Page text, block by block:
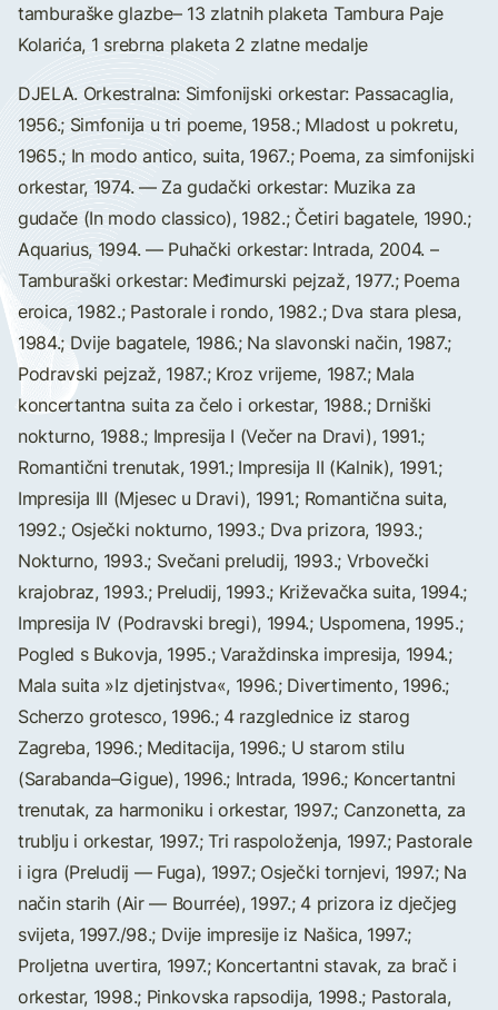
tamburaške glazbe– 13 zlatnih plaketa Tambura Paje
Kolarića, 1 srebrna plaketa 2 zlatne medalje
DJELA. Orkestralna: Simfonijski orkestar: Passacaglia,
1956.; Simfonija u tri poeme, 1958.; Mladost u pokretu,
1965.; In modo antico, suita, 1967.; Poema, za simfonijski
orkestar, 1974. — Za gudački orkestar: Muzika za
gudače (In modo classico), 1982.; Četiri bagatele, 1990.;
Aquarius, 1994. — Puhački orkestar: Intrada, 2004. –
Tamburaški orkestar: Međimurski pejzaž, 1977.; Poema
eroica, 1982.; Pastorale i rondo, 1982.; Dva stara plesa,
1984.; Dvije bagatele, 1986.; Na slavonski način, 1987.;
Podravski pejzaž, 1987.; Kroz vrijeme, 1987.; Mala
koncertantna suita za čelo i orkestar, 1988.; Drniški
nokturno, 1988.; Impresija I (Večer na Dravi), 1991.;
Romantični trenutak, 1991.; Impresija II (Kalnik), 1991.;
Impresija III (Mjesec u Dravi), 1991.; Romantična suita,
1992.; Osječki nokturno, 1993.; Dva prizora, 1993.;
Nokturno, 1993.; Svečani preludij, 1993.; Vrbovečki
krajobraz, 1993.; Preludij, 1993.; Križevačka suita, 1994.;
Impresija IV (Podravski bregi), 1994.; Uspomena, 1995.;
Pogled s Bukovja, 1995.; Varaždinska impresija, 1994.;
Mala suita »Iz djetinjstva«, 1996.; Divertimento, 1996.;
Scherzo grotesco, 1996.; 4 razglednice iz starog
Zagreba, 1996.; Meditacija, 1996.; U starom stilu
(Sarabanda–Gigue), 1996.; Intrada, 1996.; Koncertantni
trenutak, za harmoniku i orkestar, 1997.; Canzonetta, za
trublju i orkestar, 1997.; Tri raspoloženja, 1997.; Pastorale
i igra (Preludij — Fuga), 1997.; Osječki tornjevi, 1997.; Na
način starih (Air — Bourrée), 1997.; 4 prizora iz dječjeg
svijeta, 1997./98.; Dvije impresije iz Našica, 1997.;
Proljetna uvertira, 1997.; Koncertantni stavak, za brač i
orkestar, 1998.; Pinkovska rapsodija, 1998.; Pastorala,